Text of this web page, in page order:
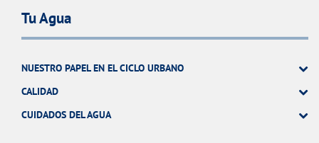
Tu Agua
NUESTRO PAPEL EN EL CICLO URBANO
CALIDAD
CUIDADOS DEL AGUA